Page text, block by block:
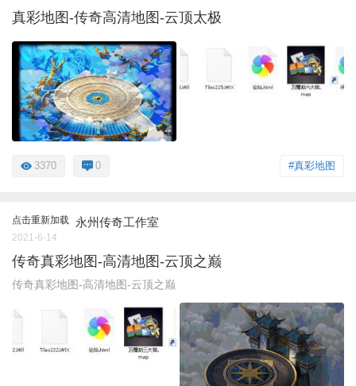
真彩地图-传奇高清地图-云顶太极
#真彩地图
3370 0
点击重新加载 永州传奇工作室
2021-6-14
传奇真彩地图-高清地图-云顶之巅
传奇真彩地图-高清地图-云顶之巅